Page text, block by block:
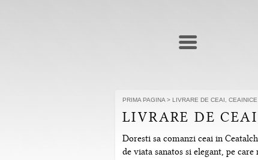
PRIMA PAGINA > LIVRARE DE CEAI,
LIVRARE DE
Doresti sa comanzi ceai in
de viata sanatos si elegant, pe